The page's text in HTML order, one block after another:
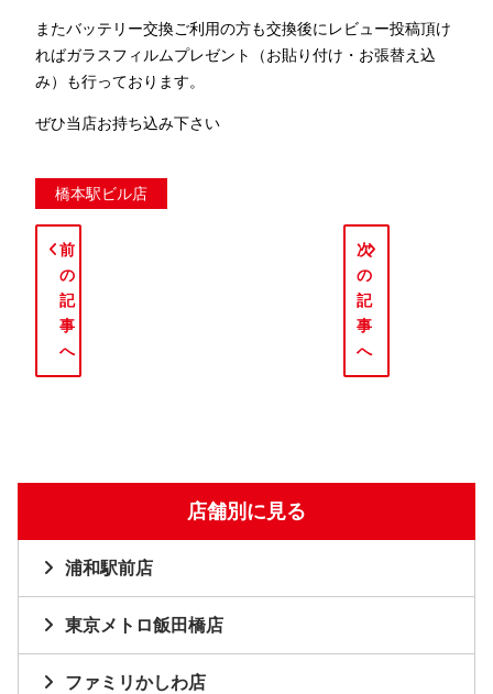
またバッテリー交換ご利用の方も交換後にレビュー投稿頂け
ればガラスフィルムプレゼント（お貼り付け・お張替え込
み）も行っております。
ぜひ当店お持ち込み下さい
橋本駅ビル店
前
の
記
事
へ
次
の
記
事
へ
店舗別に見る
浦和駅前店
東京メトロ飯田橋店
ファミリかしわ店